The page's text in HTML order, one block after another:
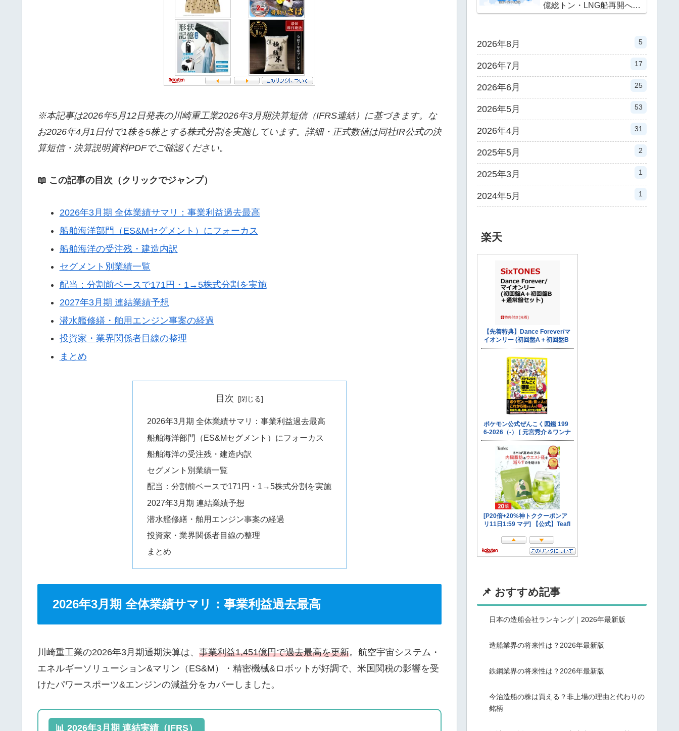
※本記事は2026年5月12日発表の川崎重工業2026年3月期決算短信（IFRS連結）に基づきます。な
お2026年4月1日付で1株を5株とする株式分割を実施しています。詳細・正式数値は同社IR公式の決
算短信・決算説明資料PDFでご確認ください。
📖 この記事の目次（クリックでジャンプ）
2026年3月期 全体業績サマリ：事業利益過去最高
船舶海洋部門（ES&Mセグメント）にフォーカス
船舶海洋の受注残・建造内訳
セグメント別業績一覧
配当：分割前ベースで171円・1→5株式分割を実施
2027年3月期 連結業績予想
潜水艦修繕・舶用エンジン事案の経過
投資家・業界関係者目線の整理
まとめ
目次
2026年3月期 全体業績サマリ：事業利益過去最高
船舶海洋部門（ES&Mセグメント）にフォーカス
船舶海洋の受注残・建造内訳
セグメント別業績一覧
配当：分割前ベースで171円・1→5株式分割を実施
2027年3月期 連結業績予想
潜水艦修繕・舶用エンジン事案の経過
投資家・業界関係者目線の整理
まとめ
2026年3月期 全体業績サマリ：事業利益過去最高
川崎重工業の2026年3月期通期決算は、 事業利益1,451億円で過去最高を更新。航空宇宙システム・
エネルギーソリューション&マリン（ES&M）・精密機械&ロボットが好調で、米国関税の影響を受
けたパワースポーツ&エンジンの減益分をカバーしました。
📊 2026年3月期 連結実績（IFRS）
億総トン・LNG船再開へ日
韓当局協議・OECD造船委
2026年8月 5
2026年7月 17
2026年6月 25
2026年5月 53
2026年4月 31
2025年5月 2
2025年3月 1
2024年5月 1
楽天
📌 おすすめ記事
日本の造船会社ランキング｜2026年最新版
造船業界の将来性は？2026年最新版
鉄鋼業界の将来性は？2026年最新版
今治造船の株は買える？非上場の理由と代わりの
銘柄